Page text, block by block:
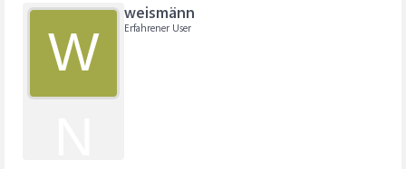
W
weismänn
Erfahrener User